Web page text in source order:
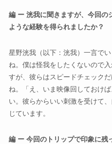
編 ー 洸我に聞きますが、今回の
ような経験を得られましたか？
星野洸我（以下：洸我）一言で
ね。僕は怪我をしたくないので
すが、彼らはスピードチェック
ね。「え、いま映像回しておけ
い。彼らからいい刺激を受けて
じています。
編 ー 今回のトリップで印象に残